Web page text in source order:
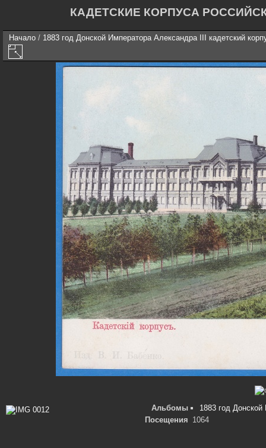
КАДЕТСКИЕ КОРПУСА
Начало / 1883 год Донской Императора Александра III кадетский
Альбомы
1883 год
Посещения 1064